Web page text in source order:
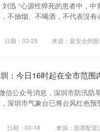
迅 “心源性猝死的患者中，
不抽烟、不喝酒，不代表没
日期：03-25 来源：最安全的
：今日16时起在全市范围
信公众号消息，深圳市防汛
深圳市气象台已将台风红色
日期：03-18 来源：股票配资